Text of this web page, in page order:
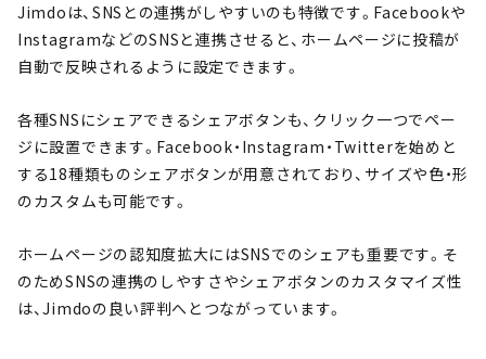
Jimdoは、SNSとの連携がしやすいのも特徴です。Facebookや
InstagramなどのSNSと連携させると、ホームページに投稿が
自動で反映されるように設定できます。
各種SNSにシェアできるシェアボタンも、クリック一つでペー
ジに設置できます。Facebook・Instagram・Twitterを始めと
する18種類ものシェアボタンが用意されており、サイズや色・形
のカスタムも可能です。
ホームページの認知度拡大にはSNSでのシェアも重要です。そ
のためSNSの連携のしやすさやシェアボタンのカスタマイズ性
は、Jimdoの良い評判へとつながっています。